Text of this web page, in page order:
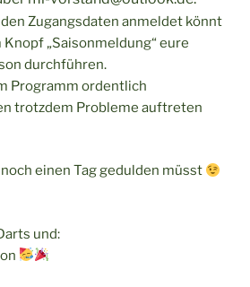
Zugangsdaten anmeldet könnt
„Saisonmeldung“ eure
durchführen.
Programm ordentlich
trotzdem Probleme auftreten
einen Tag gedulden müsst
und: